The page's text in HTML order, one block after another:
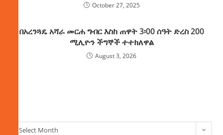
October 27, 2025
በአረንጓዴ አሻራ መርሐ ግብር እስከ ጠዋት 3፡00 ሰዓት ድረስ 200
ሚሊዮን ችግኞች ተተክለዋል
August 3, 2026
Select Month